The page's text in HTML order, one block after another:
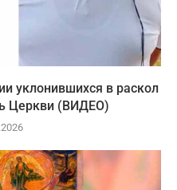
уклонившихся в раскол
Церкви (ВИДЕО)